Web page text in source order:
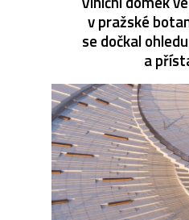
v pražské
se dočkal
a